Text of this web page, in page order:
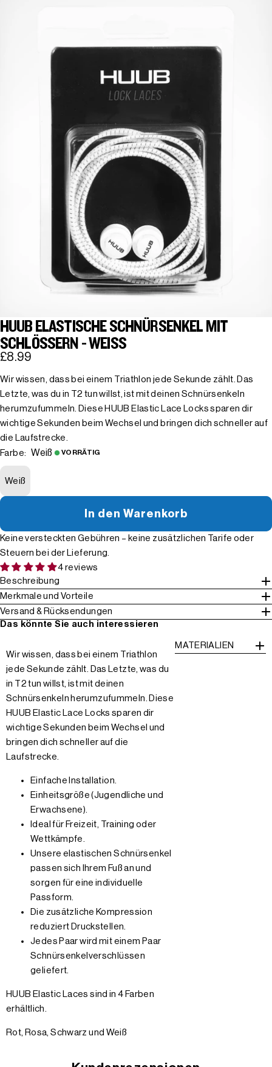
HUUB ELASTISCHE SCHNÜRSENKEL MIT
SCHLÖSSERN - WEISS
£8.99
Wir wissen, dass bei einem Triathlon jede Sekunde zählt. Das
Letzte, was du in T2 tun willst, ist mit deinen Schnürsenkeln
herumzufummeln. Diese HUUB Elastic Lace Locks sparen dir
wichtige Sekunden beim Wechsel und bringen dich schneller auf
die Laufstrecke.
Farbe:
Weiß VORRÄTIG
Weiß
In den Warenkorb
Keine versteckten Gebühren – keine zusätzlichen Tarife oder
Steuern bei der Lieferung.
4 reviews
Beschreibung
Merkmale und Vorteile
Versand & Rücksendungen
Das könnte Sie auch interessieren
Wir wissen, dass bei einem Triathlon
jede Sekunde zählt. Das Letzte, was du
in T2 tun willst, ist mit deinen
Schnürsenkeln herumzufummeln. Diese
HUUB Elastic Lace Locks sparen dir
wichtige Sekunden beim Wechsel und
bringen dich schneller auf die
Laufstrecke.
Einfache Installation.
Einheitsgröße (Jugendliche und
Erwachsene).
Ideal für Freizeit, Training oder
Wettkämpfe.
Unsere elastischen Schnürsenkel
passen sich Ihrem Fuß an und
sorgen für eine individuelle
Passform.
Die zusätzliche Kompression
reduziert Druckstellen.
Jedes Paar wird mit einem Paar
Schnürsenkelverschlüssen
geliefert.
HUUB Elastic Laces sind in 4 Farben
erhältlich.
Rot, Rosa, Schwarz und Weiß
MATERIALIEN